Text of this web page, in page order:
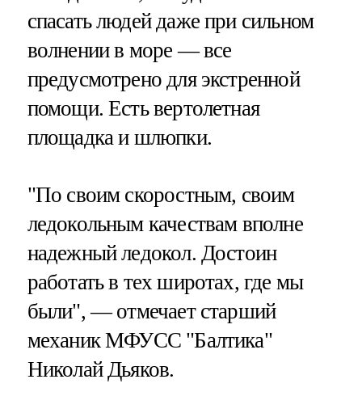
спасать людей даже при сильном
волнении в море — все
предусмотрено для экстренной
помощи. Есть вертолетная
площадка и шлюпки.
"По своим скоростным, своим
ледокольным качествам вполне
надежный ледокол. Достоин
работать в тех широтах, где мы
были", — отмечает старший
механик МФУСС "Балтика"
Николай Дьяков.